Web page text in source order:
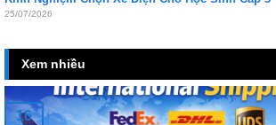
25/07/2026
Xem nhiều
16